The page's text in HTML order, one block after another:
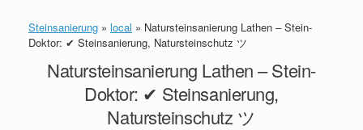
Steinsanierung » local » Natursteinsanierung Lathen – Stein-
Doktor: ✔ Steinsanierung, Natursteinschutz ツ
Natursteinsanierung Lathen – Stein-
Doktor: ✔ Steinsanierung,
Natursteinschutz ツ